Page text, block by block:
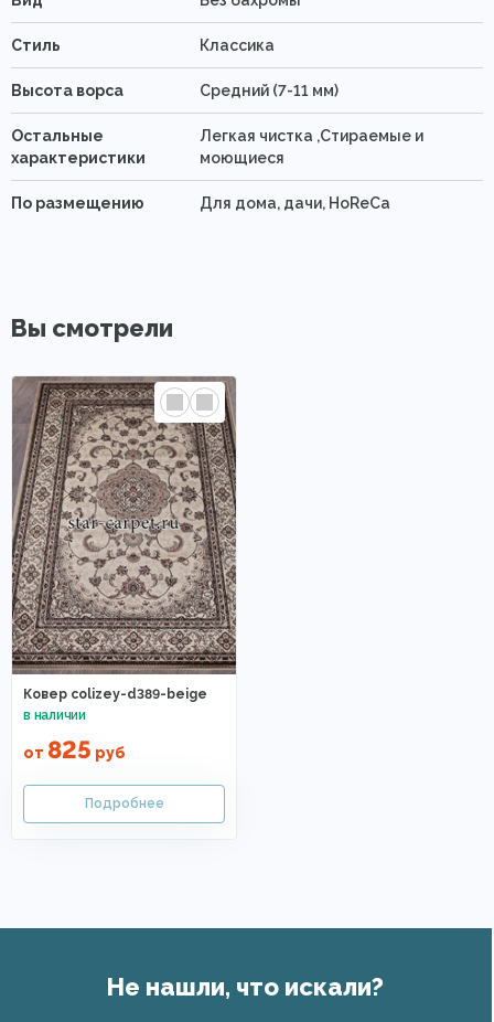
Стиль Классика
Высота ворса Средний (7-11 мм)
Остальные
характеристики
Легкая чистка ,Стираемые и
моющиеся
По размещению Для дома, дачи, HoReCa
Вы смотрели
Ковер colizey-d389-beige
от 825 руб
Не нашли, что искали?